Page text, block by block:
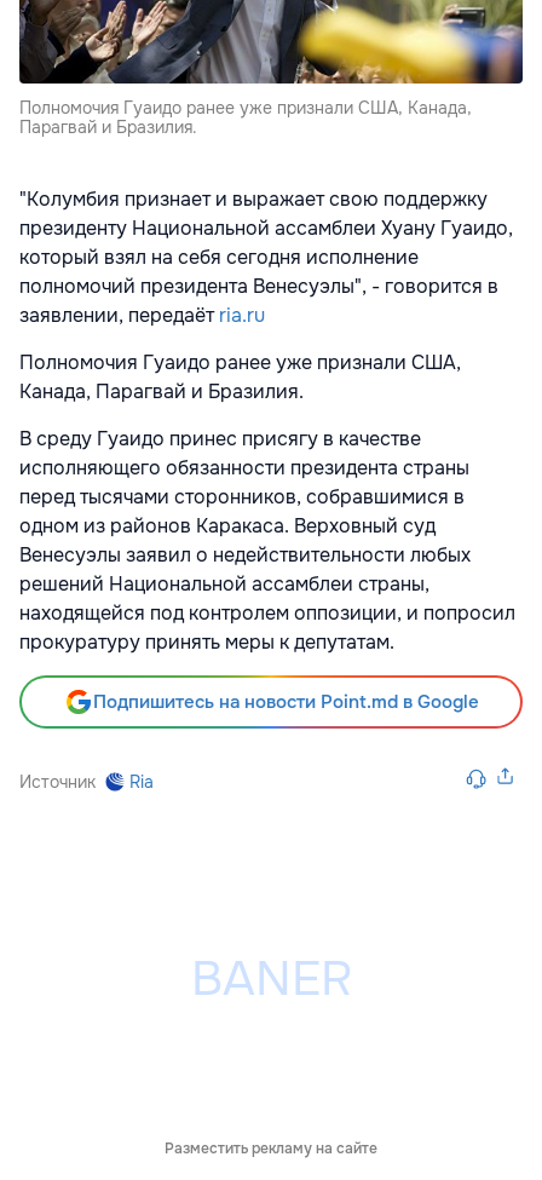
Полномочия Гуаидо ранее уже признали США, Канада,
Парагвай и Бразилия.
"Колумбия признает и выражает свою поддержку
президенту Национальной ассамблеи Хуану Гуаидо,
который взял на себя сегодня исполнение
полномочий президента Венесуэлы", - говорится в
заявлении, передаётria.ru
Полномочия Гуаидо ранее уже признали США,
Канада, Парагвай и Бразилия.
В среду Гуаидо принес присягу в качестве
исполняющего обязанности президента страны
перед тысячами сторонников, собравшимися в
одном из районов Каракаса. Верховный суд
Венесуэлы заявил о недействительности любых
решений Национальной ассамблеи страны,
находящейся под контролем оппозиции, и попросил
прокуратуру принять меры к депутатам.
Подпишитесь на новости Point.md в Google
Источник Ria
Разместить рекламу на сайте